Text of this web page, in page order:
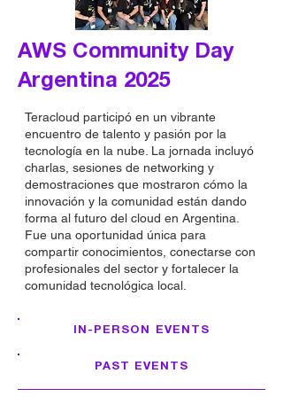
AWS Community Day
Argentina 2025
Teracloud participó en un vibrante
encuentro de talento y pasión por la
tecnología en la nube. La jornada incluyó
charlas, sesiones de networking y
demostraciones que mostraron cómo la
innovación y la comunidad están dando
forma al futuro del cloud en Argentina.
Fue una oportunidad única para
compartir conocimientos, conectarse con
profesionales del sector y fortalecer la
comunidad tecnológica local.
IN-PERSON EVENTS
PAST EVENTS